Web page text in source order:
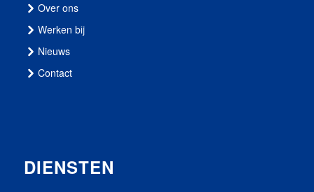
Over ons
Werken bij
Nieuws
Contact
DIENSTEN